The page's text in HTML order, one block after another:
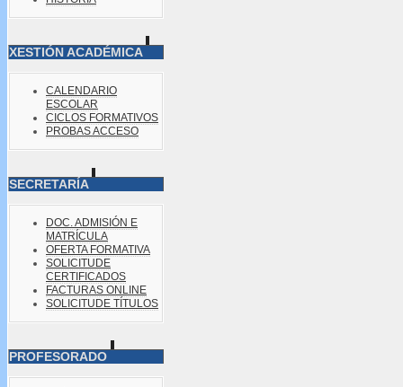
XESTIÓN ACADÉMICA
CALENDARIO
ESCOLAR
CICLOS FORMATIVOS
PROBAS ACCESO
SECRETARÍA
DOC. ADMISIÓN E
MATRÍCULA
OFERTA FORMATIVA
SOLICITUDE
CERTIFICADOS
FACTURAS ONLINE
SOLICITUDE TÍTULOS
PROFESORADO